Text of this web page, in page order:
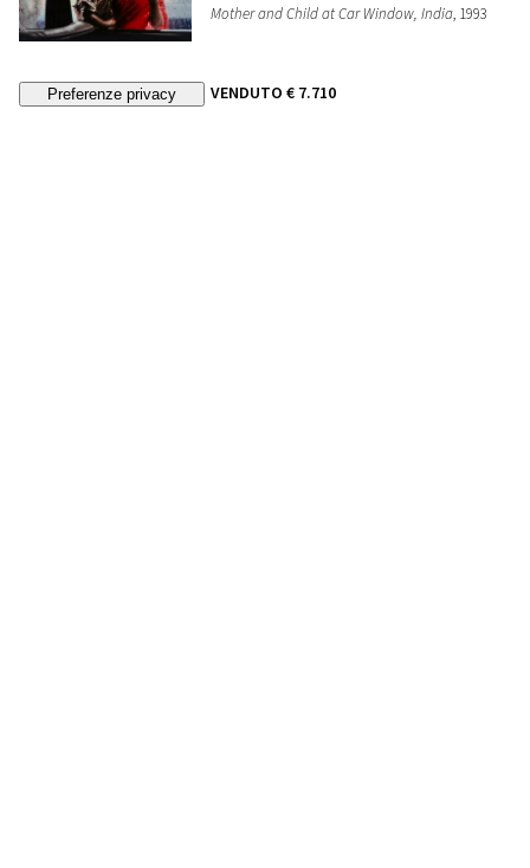
Mother and Child at Car Window, India, 1993
VENDUTO € 7.710